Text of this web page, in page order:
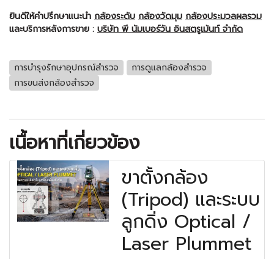
ยินดีให้คำปรึกษาแนะนำ กล้องระดับ กล้องวัดมุม กล้องประมวลผลรวม
และบริการหลังการขาย : บริษัท พี นัมเบอร์วัน อินสตรูเม้นท์ จำกัด
การบำรุงรักษาอุปกรณ์สำรวจ
การดูแลกล้องสำรวจ
การขนส่งกล้องสำรวจ
เนื้อหาที่เกี่ยวข้อง
ขาตั้งกล้อง
(Tripod) และระบบ
ลูกดิ่ง Optical /
Laser Plummet